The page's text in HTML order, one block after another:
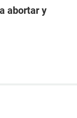
abortar y